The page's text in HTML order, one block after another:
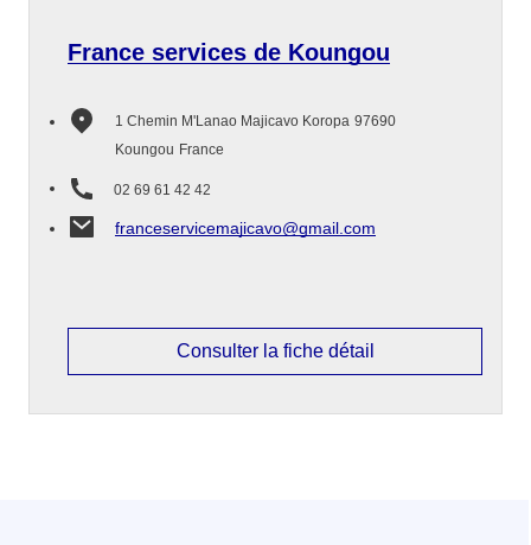
France services de Koungou
1 Chemin M'Lanao Majicavo Koropa 97690
Koungou France
02 69 61 42 42
franceservicemajicavo@gmail.com
Consulter la fiche détail